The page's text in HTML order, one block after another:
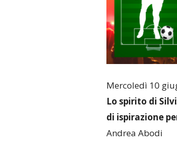
Mercoledì 10
Lo spirito di
di ispirazione
Andrea Abodi